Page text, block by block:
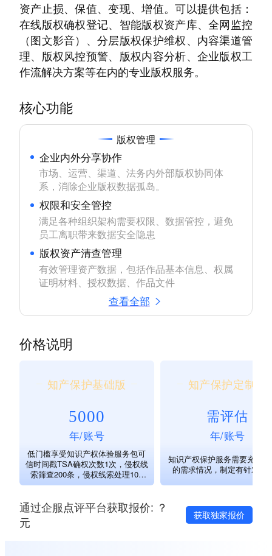
资产止损、保值、变现、增值。可以提供包括：
在线版权确权登记、智能版权资产库、全网监控
（图文影音）、分层版权保护维权、内容渠道管
理、版权风控预警、版权内容分析、企业版权工
作流解决方案等在内的专业版权服务。
核心功能
版权管理
企业内外分享协作
市场、运营、渠道、法务内外部版权协同体
系，消除企业版权数据孤岛。
权限和安全管控
满足各种组织架构需要权限、数据管控，避免
员工离职带来数据安全隐患
版权资产清查管理
有效管理资产数据，包括作品基本信息、权属
证明材料、授权数据、作品文件
查看全部
价格说明
知产保护基础版
5000
年/账号
低门槛享受知识产权体验服务包可
信时间戳TSA确权次数1次，侵权线
索筛查200条，侵权线索处理100
条。
知产保护定制版
需评估
年/账号
知识产权保护服务需要充分
的需求情况，制定有针对方
通过企服点评平台获取报价: ？
元
获取独家报价